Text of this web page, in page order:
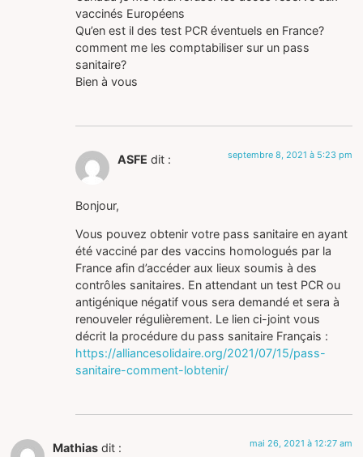
vaccinés Européens
Qu’en est il des test PCR éventuels en France?
comment me les comptabiliser sur un pass
sanitaire?
Bien à vous
ASFE dit : septembre 8, 2021 à 5:23 pm
Bonjour,
Vous pouvez obtenir votre pass sanitaire en ayant
été vacciné par des vaccins homologués par la
France afin d’accéder aux lieux soumis à des
contrôles sanitaires. En attendant un test PCR ou
antigénique négatif vous sera demandé et sera à
renouveler régulièrement. Le lien ci-joint vous
décrit la procédure du pass sanitaire Français :
https://alliancesolidaire.org/2021/07/15/pass-
sanitaire-comment-lobtenir/
Mathias dit : mai 26, 2021 à 12:27 am